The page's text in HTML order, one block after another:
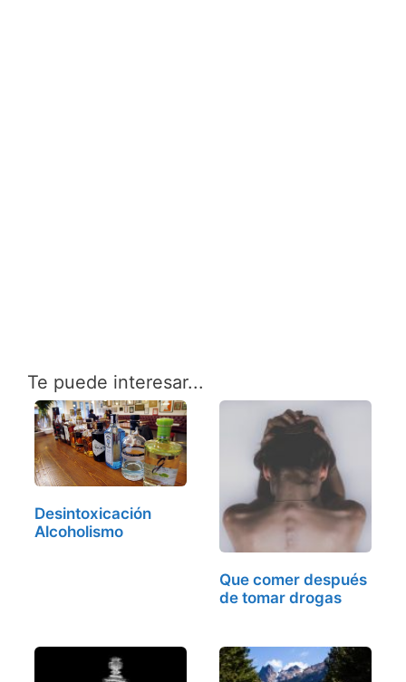
Te puede interesar...
Desintoxicación
Alcoholismo
Que comer después
de tomar drogas